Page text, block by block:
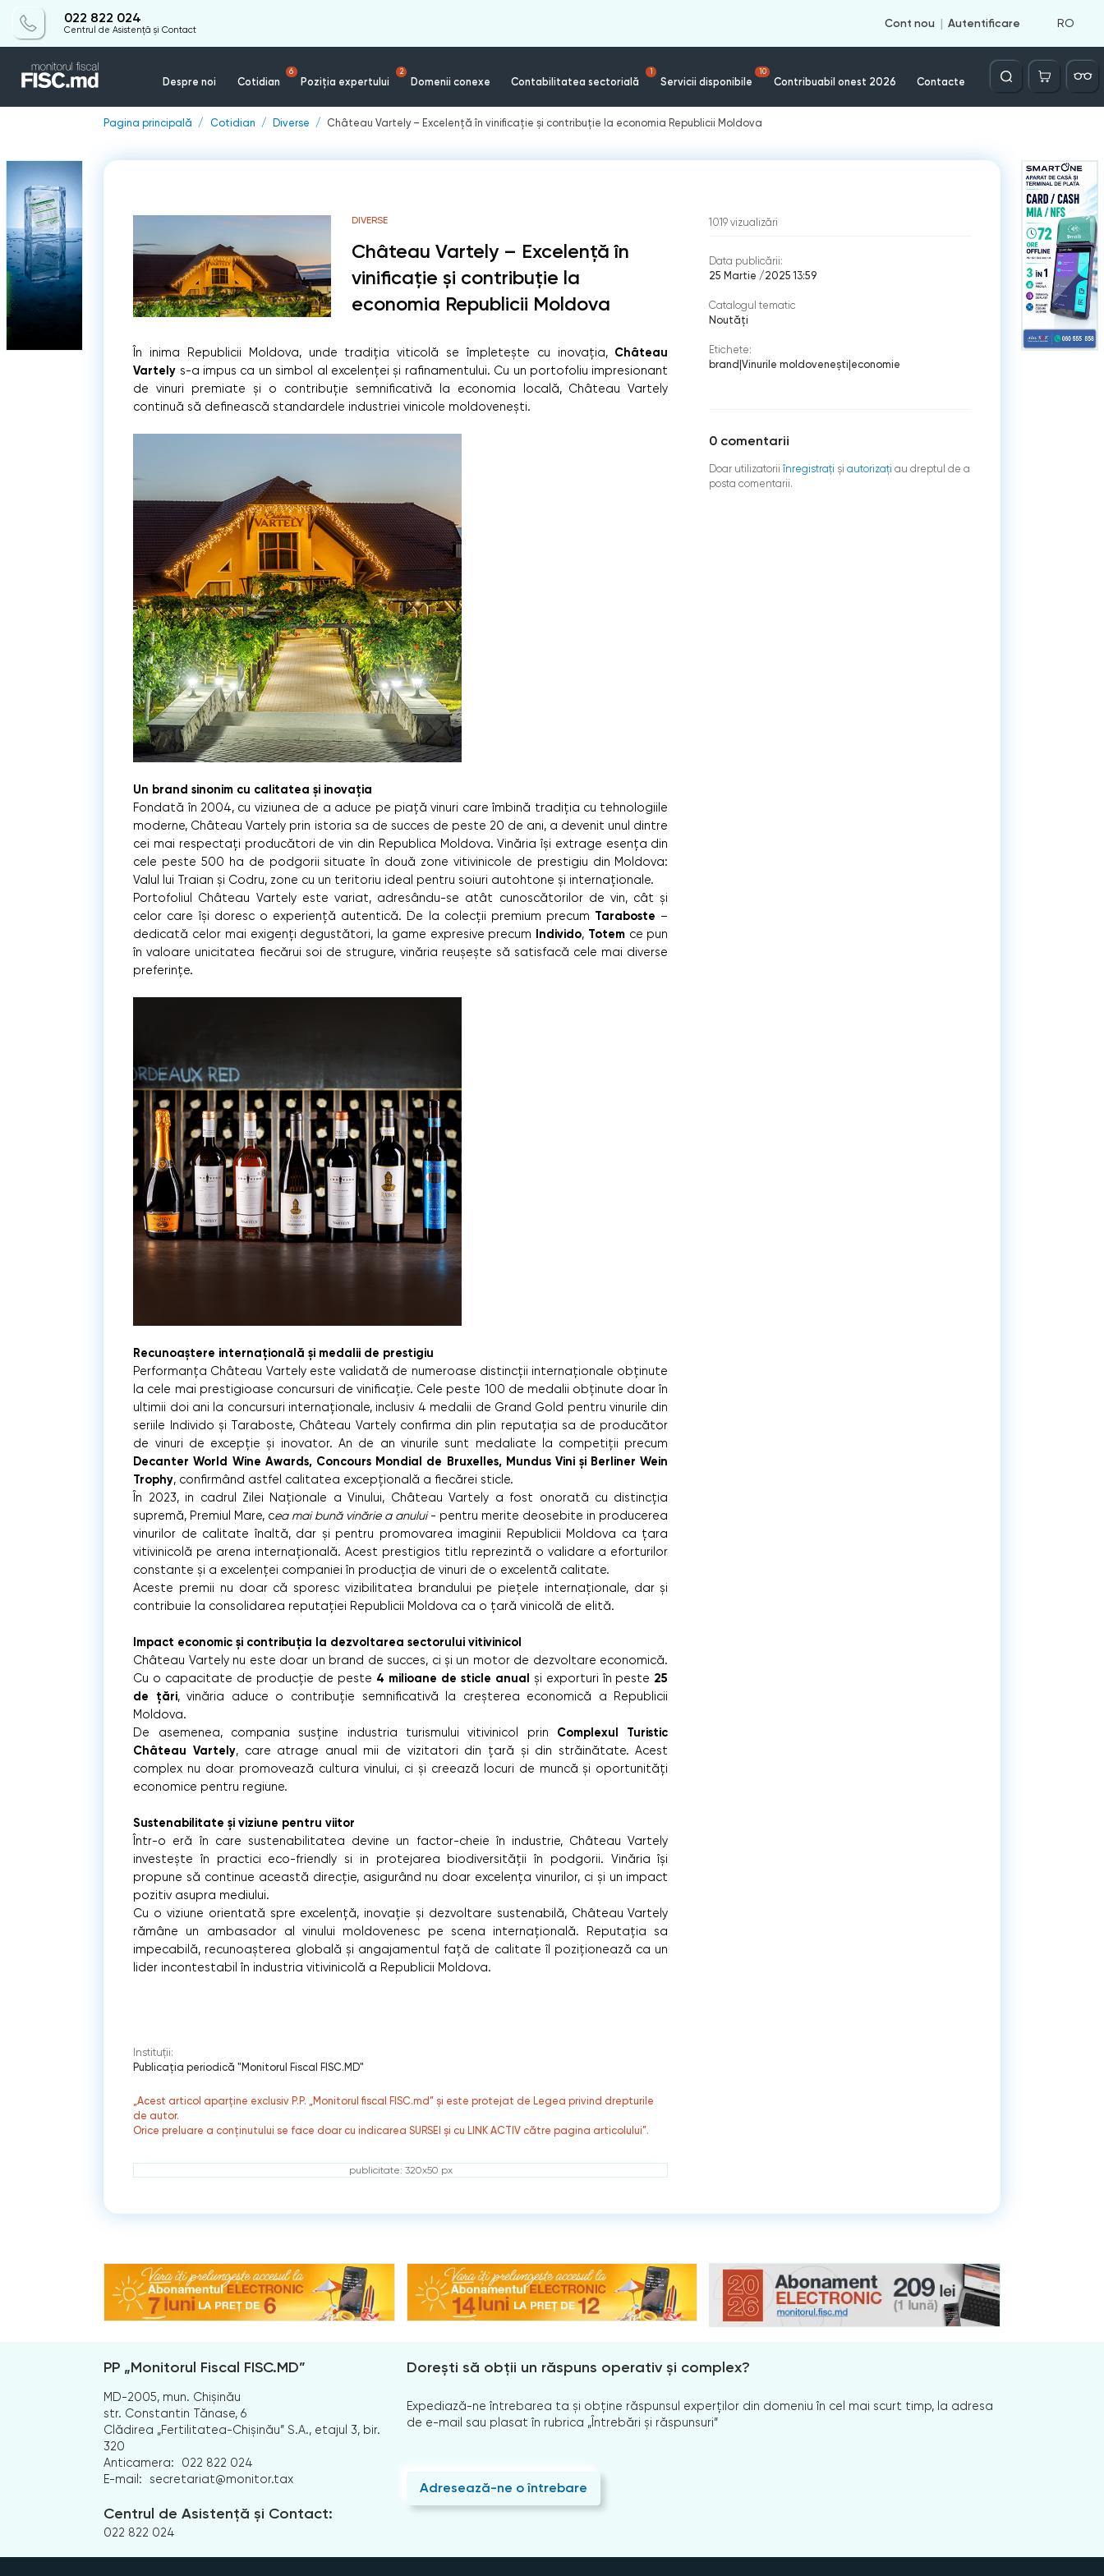
022 822 024
Centrul de Asistență și Contact
Cont nou Autentificare RO
Despre noi Cotidian
6
Poziția expertului
2
Domenii conexe Contabilitatea sectorială
1
Servicii disponibile
10
Contribuabil onest 2026 Contacte
Căutare
Pagina principală Cotidian Diverse Château Vartely – Excelență în vinificație și contribuție la economia Republicii Moldova
DIVERSE
Château Vartely – Excelență în
vinificație și contribuție la
economia Republicii Moldova
În inima Republicii Moldova, unde tradiția viticolă se împletește cu inovația, Château
Vartely s-a impus ca un simbol al excelenței și rafinamentului. Cu un portofoliu impresionant
de vinuri premiate și o contribuție semnificativă la economia locală, Château Vartely
continuă să definească standardele industriei vinicole moldovenești.
Un brand sinonim cu calitatea și inovația
Fondată în 2004, cu viziunea de a aduce pe piață vinuri care îmbină tradiția cu tehnologiile
moderne, Château Vartely prin istoria sa de succes de peste 20 de ani, a devenit unul dintre
cei mai respectați producători de vin din Republica Moldova. Vinăria își extrage esența din
cele peste 500 ha de podgorii situate în două zone vitivinicole de prestigiu din Moldova:
Valul lui Traian și Codru, zone cu un teritoriu ideal pentru soiuri autohtone și internaționale.
Portofoliul Château Vartely este variat, adresându-se atât cunoscătorilor de vin, cât și
celor care își doresc o experiență autentică. De la colecții premium precum Taraboste –
dedicată celor mai exigenți degustători, la game expresive precum
Individo, Totem ce pun
în valoare unicitatea fiecărui soi de strugure, vinăria reușește să satisfacă cele mai diverse
preferințe.
Recunoaștere internațională și medalii de prestigiu
Performanța Château Vartely este validată de numeroase distincții internaționale obținute
la cele mai prestigioase concursuri de vinificație. Cele peste 100 de medalii obținute doar în
ultimii doi ani la concursuri internaționale, inclusiv 4 medalii de Grand Gold pentru vinurile din
seriile Individo și Taraboste, Château Vartely confirma din plin reputația sa de producător
de vinuri de excepție și inovator. An de an vinurile sunt medaliate la competiții precum
Decanter World Wine Awards, Concours Mondial de Bruxelles, Mundus Vini și Berliner Wein
Trophy, confirmând astfel calitatea excepțională a fiecărei sticle.
În 2023, in cadrul Zilei Naționale a Vinului, Château Vartely a fost onorată cu distincția
supremă, Premiul Mare, cea mai bună vinărie a anului- pentru merite deosebite in producerea
vinurilor de calitate înaltă, dar și pentru promovarea imaginii Republicii Moldova ca țara
vitivinicolă pe arena internațională. Acest prestigios titlu reprezintă o validare a eforturilor
constante și a excelenței companiei în producția de vinuri de o excelentă calitate.
Aceste premii nu doar că sporesc vizibilitatea brandului pe piețele internaționale, dar și
contribuie la consolidarea reputației Republicii Moldova ca o țară vinicolă de elită.
Impact economic și contribuția la dezvoltarea sectorului vitivinicol
Château Vartely nu este doar un brand de succes, ci și un motor de dezvoltare economică.
Cu o capacitate de producție de peste 4 milioane de sticle anual și exporturi în peste 25
de țări, vinăria aduce o contribuție semnificativă la creșterea economică a Republicii
Moldova.
De asemenea, compania susține industria turismului vitivinicol prin Complexul Turistic
Château Vartely, care atrage anual mii de vizitatori din țară și din străinătate. Acest
complex nu doar promovează cultura vinului, ci și creează locuri de muncă și oportunități
economice pentru regiune.
Sustenabilitate și viziune pentru viitor
Într-o eră în care sustenabilitatea devine un factor-cheie în industrie, Château Vartely
investește în practici eco-friendly si in protejarea biodiversității în podgorii. Vinăria își
propune să continue această direcție, asigurând nu doar excelența vinurilor, ci și un impact
pozitiv asupra mediului.
Cu o viziune orientată spre excelență, inovație și dezvoltare sustenabilă, Château Vartely
rămâne un ambasador al vinului moldovenesc pe scena internațională. Reputația sa
impecabilă, recunoașterea globală și angajamentul față de calitate îl poziționează ca un
lider incontestabil în industria vitivinicolă a Republicii Moldova.
Instituții:
Publicaţia periodică "Monitorul Fiscal FISC.MD"
„Acest articol aparține exclusiv P.P. „Monitorul fiscal FISC.md” și este protejat de Legea privind drepturile
de autor.
Orice preluare a conținutului se face doar cu indicarea SURSEI și cu LINK ACTIV către pagina articolului”.
publicitate: 320x50 px
1019 vizualizări
Data publicării:
25 Martie /2025 13:59
Catalogul tematic
Noutăți
Etichete:
brand Vinurile moldovenești economie
0 comentarii
Doar utilizatorii înregistraţi şi autorizați au dreptul de a
posta comentarii.
PP „Monitorul Fiscal FISC.MD”
MD-2005, mun. Chișinău
str. Constantin Tănase, 6
Clădirea „Fertilitatea-Chișinău” S.A., etajul 3, bir.
320
Anticamera:
022 822 024
E-mail:
secretariat@monitor.tax
Centrul de Asistență și Contact:
022 822 024
Dorești să obții un răspuns operativ și complex?
Expediază-ne întrebarea ta și obține răspunsul experților din domeniu în cel mai scurt timp, la adresa
de e-mail sau plasat în rubrica „Întrebări și răspunsuri”
Adresează-ne o întrebare